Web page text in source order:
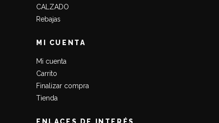
CALZADO
Rebajas
MI CUENTA
Mi cuenta
Carrito
Finalizar compra
Tienda